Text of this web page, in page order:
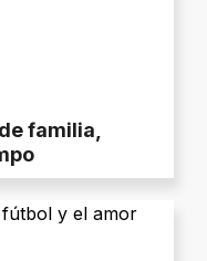
familia,